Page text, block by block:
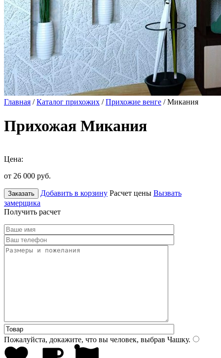
Главная /Каталог прихожих /Прихожие венге / Микания
Прихожая Микания
Цена:
от 26 000 руб.
Заказать Добавить в корзину Расчет цены Вызвать
замерщика
Получить расчет
Пожалуйста, докажите, что вы человек, выбрав Чашку.